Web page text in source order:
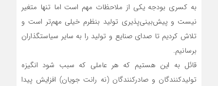
به کسری بودجه یکی از ملاحظات مهم است اما تنها متغیر
نیست و پیش‌بینی‌پذیری تولید بنظرم خیلی مهم‌تر است و
تلاش کردیم تا صدای صنایع و تولید را به سایر سیاستگذاران
برسانیم.
قائل به این هستیم که هر عاملی که سبب شود انگیزه
تولیدکنندگان و صادرکنندگان (نه رانت جویان) افزایش پیدا